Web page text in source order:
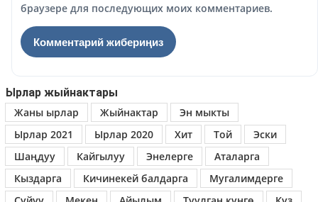
браузере для последующих моих комментариев.
Ырлар жыйнактары
Жаны ырлар
Жыйнактар
Эн мыкты
Ырлар 2021
Ырлар 2020 Хит Той
Эски
Шаңдуу
Кайгылуу Энелерге
Аталарга
Кыздарга
Кичинекей балдарга
Мугалимдерге